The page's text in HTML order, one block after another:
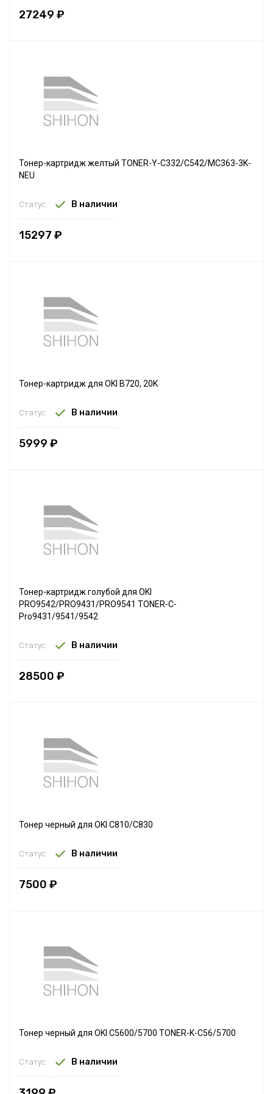
27249 ₽
Тонер-картридж желтый TONER-Y-C332/C542/MC363-3K-
NEU
Статус: В наличии
15297 ₽
Тонер-картридж для OKI B720, 20K
Статус: В наличии
5999 ₽
Тонер-картридж голубой для OKI
PRO9542/PRO9431/PRO9541 TONER-C-
Pro9431/9541/9542
Статус: В наличии
28500 ₽
Тонер черный для OKI C810/C830
Статус: В наличии
7500 ₽
Тонер черный для OKI C5600/5700 TONER-K-C56/5700
Статус: В наличии